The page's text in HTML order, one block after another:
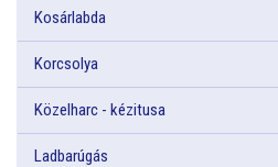
Kosárlabda
Korcsolya
Közelharc - kézitusa
Ladbarúgás